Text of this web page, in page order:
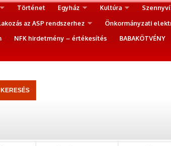
Történet Egyház Kultúra
az ASP rendszerhez
Önkormányzati
NFK hirdetmény – értékesítés BABAKÖTVÉNY